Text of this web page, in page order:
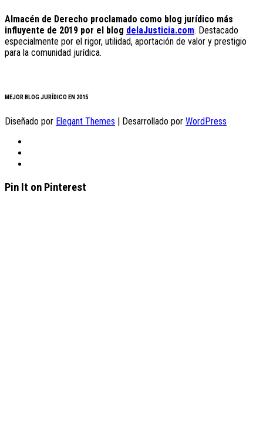
Almacén de Derecho proclamado como blog jurídico más
influyente de 2019 por el blog delaJusticia.com. Destacado
especialmente por el rigor, utilidad, aportación de valor y prestigio
para la comunidad jurídica.
MEJOR BLOG JURÍDICO EN 2015
Diseñado por Elegant Themes | Desarrollado por WordPress
Pin It on Pinterest